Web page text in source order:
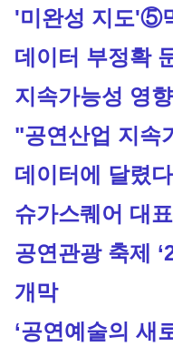
'미완성 지도'⑤
데이터 부정확
지속가능성 영향
"공연산업 지속
데이터에 달렸
슈가스퀘어 대
공연관광 축제
개막
‘공연예술의 새